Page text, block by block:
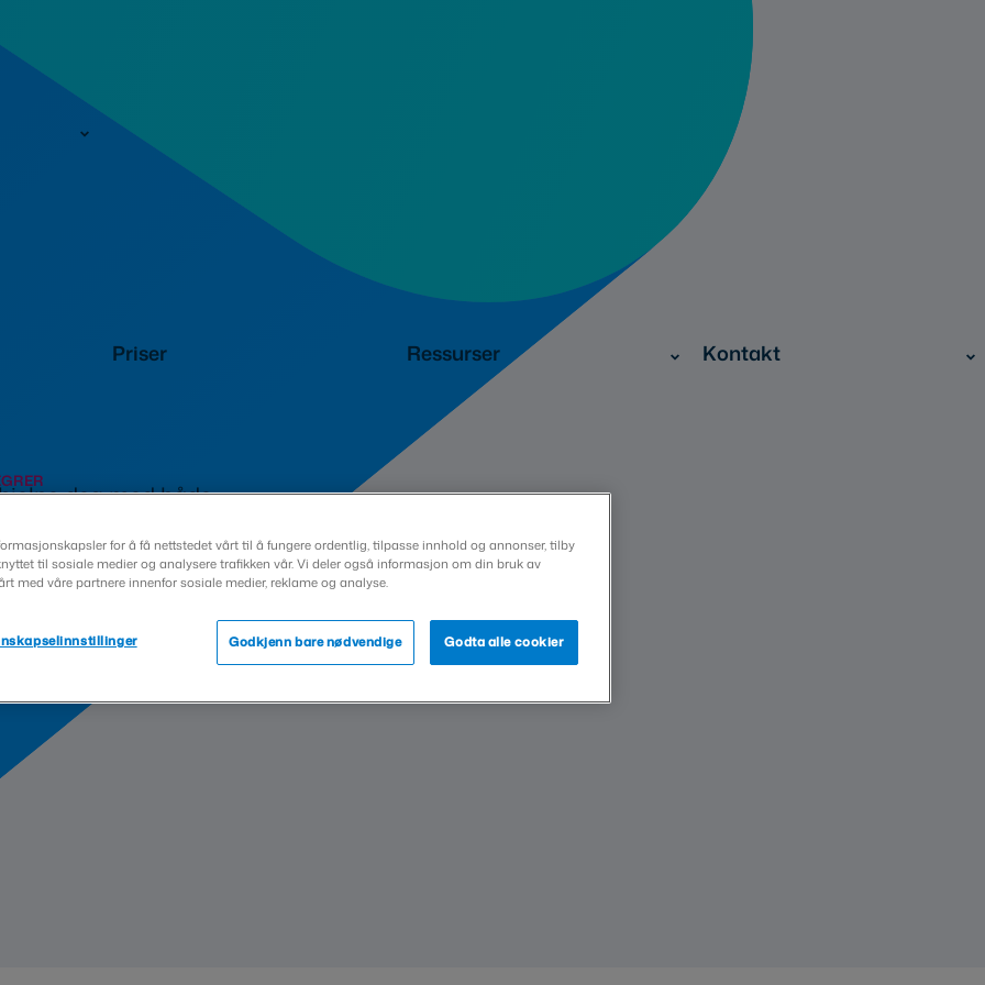
Priser Ressurser Kontakt
deg med både
ha om tjenesten.
for å få nettstedet vårt til å fungere ordentlig, tilpasse innhold og annonser, tilby
til sosiale medier og analysere trafikken vår. Vi deler også informasjon om din bruk av
med våre partnere innenfor sosiale medier, reklame og analyse.
Godkjenn bare nødvendige Godta alle cookier